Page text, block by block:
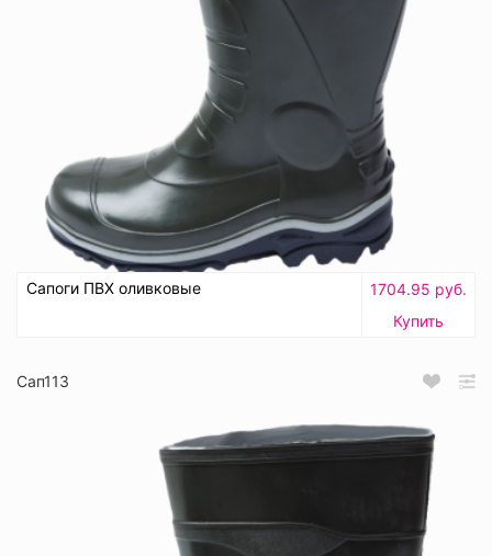
Сапоги ПВХ оливковые
1704.95 руб.
Купить
Сап113